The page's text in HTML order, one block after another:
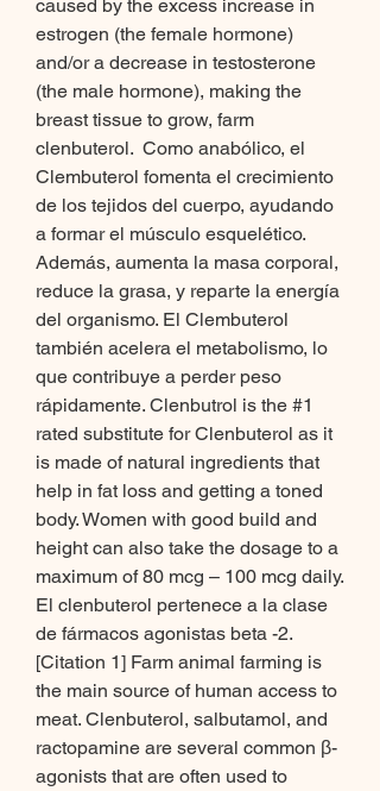
caused by the excess increase in
estrogen (the female hormone)
and/or a decrease in testosterone
(the male hormone), making the
breast tissue to grow, farm
clenbuterol.  Como anabólico, el
Clembuterol fomenta el crecimiento
de los tejidos del cuerpo, ayudando
a formar el músculo esquelético.
Además, aumenta la masa corporal,
reduce la grasa, y reparte la energía
del organismo. El Clembuterol
también acelera el metabolismo, lo
que contribuye a perder peso
rápidamente. Clenbutrol is the #1
rated substitute for Clenbuterol as it
is made of natural ingredients that
help in fat loss and getting a toned
body. Women with good build and
height can also take the dosage to a
maximum of 80 mcg – 100 mcg daily.
El clenbuterol pertenece a la clase
de fármacos agonistas beta -2.
[Citation 1] Farm animal farming is
the main source of human access to
meat. Clenbuterol, salbutamol, and
ractopamine are several common β-
agonists that are often used to